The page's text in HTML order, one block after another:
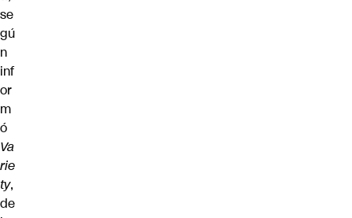
se
gú
n
inf
or
m
ó
Va
rie
ty,
de